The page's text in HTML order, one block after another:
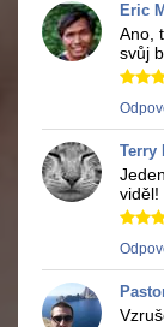
Eric
Ano,
svůj
Terry
viděl!